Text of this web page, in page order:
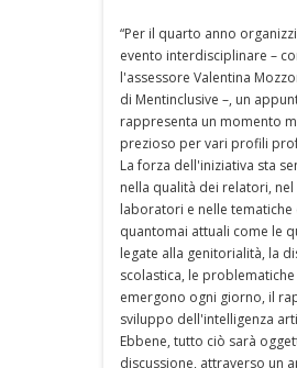
“Per il quarto anno
evento interdisciplinare –
l'assessore Valentina
di Mentinclusive –, un
rappresenta un momento
prezioso per vari profili
La forza dell'iniziativa sta
nella qualità dei relatori,
laboratori e nelle tematiche
quantomai attuali come le
legate alla genitorialità, la
scolastica, le
emergono ogni giorno, il
sviluppo dell'intelligenza
Ebbene, tutto ciò sarà
discussione, attraverso un